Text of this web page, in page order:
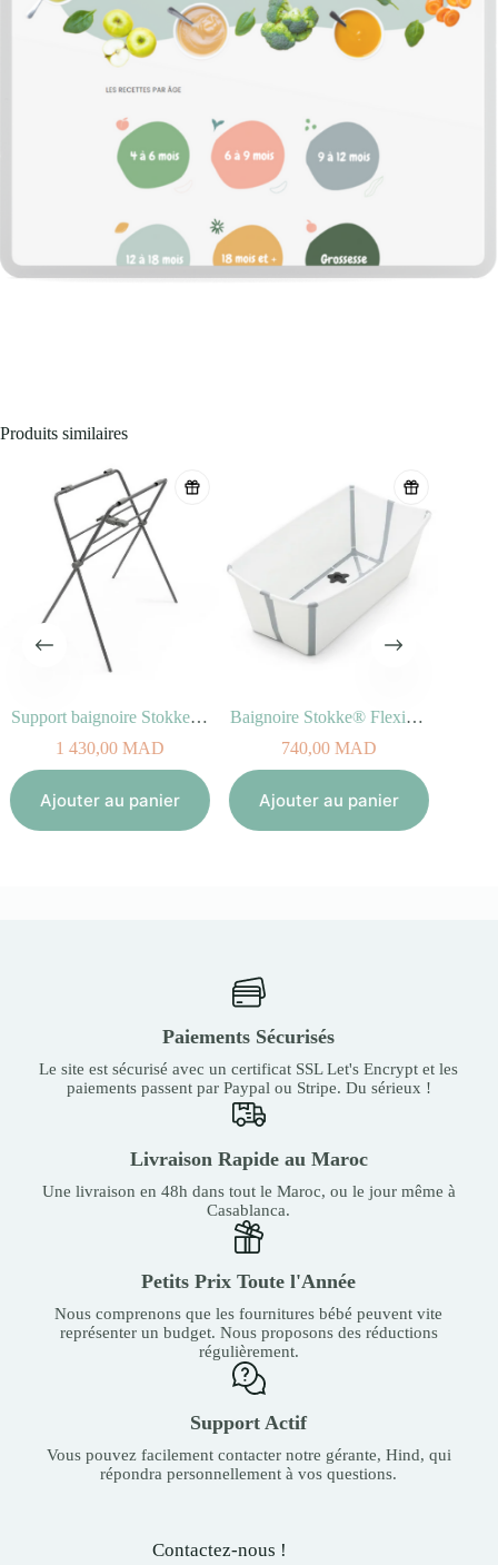
Produits similaires
Support baignoire Stokke® Flexi Bath®
Baignoire Stokke® Flexi Bath® Blanc pour enfant
740,00MAD
Ajouter au panier
550,00MAD
Ajouter au panier
Paiements Sécurisés
Le site est sécurisé avec un certificat SSL Let's Encrypt et les
paiements passent par Paypal ou Stripe. Du sérieux !
Livraison Rapide au Maroc
Une livraison en 48h dans tout le Maroc, ou le jour même à
Casablanca.
Petits Prix Toute l'Année
Nous comprenons que les fournitures bébé peuvent vite
représenter un budget. Nous proposons des réductions
régulièrement.
Support Actif
Vous pouvez facilement contacter notre gérante, Hind, qui
répondra personnellement à vos questions.
Contactez-nous !